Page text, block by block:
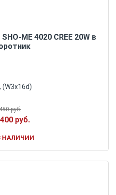
ME 4020 CREE 20W в
(W3x16d)
руб.
400 руб.
НАЛИЧИИ